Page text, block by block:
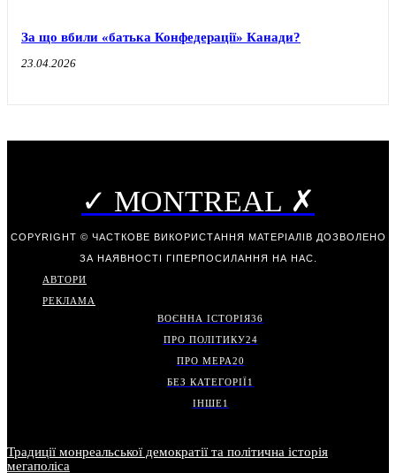
За що вбили «батька Конфедерації» Канади?
23.04.2026
✓ MONTREAL ✗
COPYRIGHT © ЧАСТКОВЕ ВИКОРИСТАННЯ МАТЕРІАЛІВ ДОЗВОЛЕНО
ЗА НАЯВНОСТІ ГІПЕРПОСИЛАННЯ НА НАС.
АВТОРИ
РЕКЛАМА
ВОЄННА ІСТОРІЯ36
ПРО ПОЛІТИКУ24
ПРО МЕРА20
БЕЗ КАТЕГОРІЇ1
ІНШЕ1
Традиції монреальської демократії та політична історія
мегаполіса